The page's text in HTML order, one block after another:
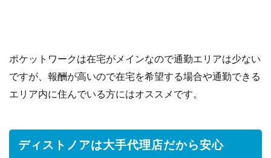
ポケットワークは在宅がメインなので通勤エリアは少ない
ですが、報酬が高いので在宅を希望する場合や通勤できる
エリア内に住んでいる方にはオススメです。
ディストノアは大手代理店だから安心